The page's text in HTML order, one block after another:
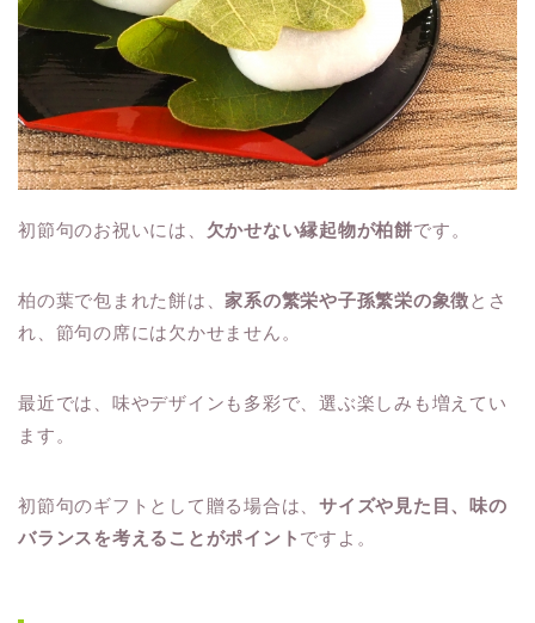
初節句のお祝いには、 欠かせない縁起物が柏餅です。
柏の葉で包まれた餅は、家系の繁栄や子孫繁栄の象徴とさ
れ、節句の席には欠かせません。
最近では、味やデザインも多彩で、選ぶ楽しみも増えてい
ます。
初節句のギフトとして贈る場合は、サイズや見た目、味の
バランスを考えることがポイント ですよ。